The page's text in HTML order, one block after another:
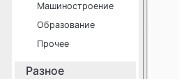
Машиностроение
Образование
Прочее
Разное